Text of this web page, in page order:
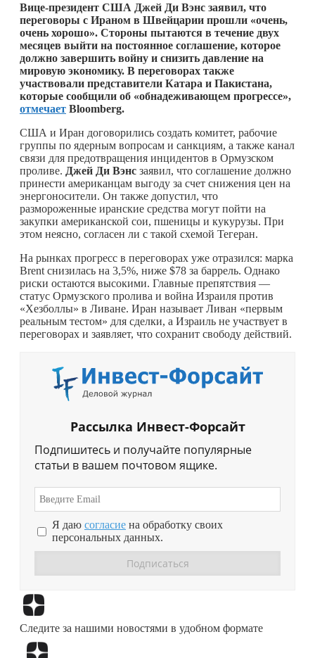
Вице-президент США Джей Ди Вэнс заявил, что
переговоры с Ираном в Швейцарии прошли «очень,
очень хорошо». Стороны пытаются в течение двух
месяцев выйти на постоянное соглашение, которое
должно завершить войну и снизить давление на
мировую экономику. В переговорах также
участвовали представители Катара и Пакистана,
которые сообщили об «обнадеживающем прогрессе»,
отмечает Bloomberg.
США и Иран договорились создать комитет, рабочие
группы по ядерным вопросам и санкциям, а также канал
связи для предотвращения инцидентов в Ормузском
проливе. Джей Ди Вэнс заявил, что соглашение должно
принести американцам выгоду за счет снижения цен на
энергоносители. Он также допустил, что
размороженные иранские средства могут пойти на
закупки американской сои, пшеницы и кукурузы. При
этом неясно, согласен ли с такой схемой Тегеран.
На рынках прогресс в переговорах уже отразился: марка
Brent снизилась на 3,5%, ниже $78 за баррель. Однако
риски остаются высокими. Главные препятствия —
статус Ормузского пролива и война Израиля против
«Хезболлы» в Ливане. Иран называет Ливан «первым
реальным тестом» для сделки, а Израиль не участвует в
переговорах и заявляет, что сохранит свободу действий.
Рассылка Инвест-Форсайт
Подпишитесь и получайте популярные
статьи в вашем почтовом ящике.
Я даю согласие на обработку своих
персональных данных.
Следите за нашими новостями в удобном формате